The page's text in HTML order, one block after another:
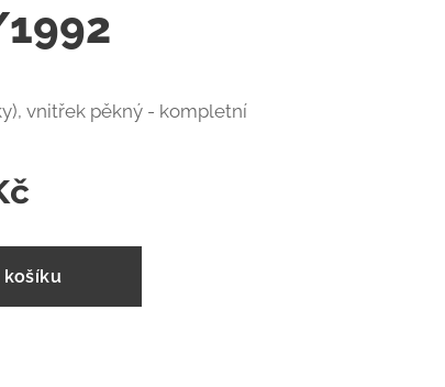
vnitřek pěkný - kompletní
košíku